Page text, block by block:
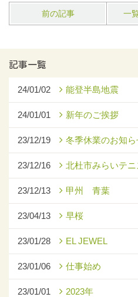
前の記事 一
記事一覧
24/01/02 能登半島地震
24/01/01 新年のご挨拶
23/12/19 冬季休業のお知ら
23/12/16 北杜市みらいテ
23/12/13 甲州 青葉
23/04/13 早桜
23/01/28 EL JEWEL
23/01/06 仕事始め
23/01/01 2023年